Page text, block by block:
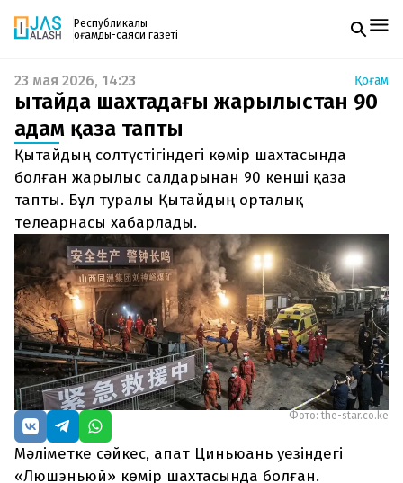
Республикалық
қоғамдық-саяси газеті
Жаңалықтар
Спорт
Live
Руханият
Аймақ
Архив
Заң және тәртіп
Редакциямен байланыс
+7 708 604 51 06
Жарнама бөлімі
+7 701 220 64 52
Пошта
zhasalash100@gmail.com
Газетке жазылу
PDF форматтағы газетті ай сайын электронды
поштаңызға алып отырыңыз. Жаңа нөмір
шыққан сәтте сізге бірден жіберіледі. Тек email
енгізіңіз, біз қалғанын өзіміз жібереміз.
23 мая 2026, 14:23 Қоғам
Қытайда шахтадағы жарылыстан 90
адам қаза тапты
Қытайдың солтүстігіндегі көмір шахтасында
болған жарылыс салдарынан 90 кенші қаза
тапты. Бұл туралы Қытайдың орталық
телеарнасы хабарлады.
Фото: the-star.co.ke
Мәліметке сәйкес, апат Циньюань уезіндегі
«Люшэньюй» көмір шахтасында болған.